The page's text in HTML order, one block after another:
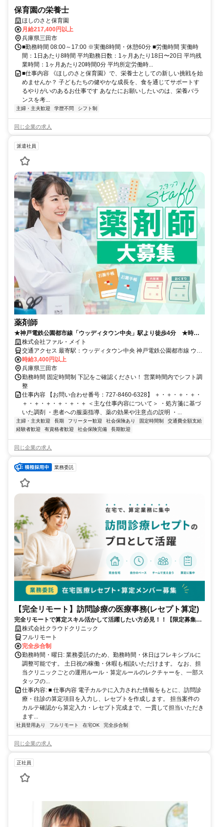
保育園の栄養士
ほしのさと保育園
月給217,400円以上
兵庫県三田市
■勤務時間 08:00～17:00 ※実働8時間・休憩60分 ■労働時間 実働時
間：1日あたり8時間 平均勤務日数：1ヶ月あたり18日〜20日 平均残
業時間：1ヶ月あたり20時間0分 平均所定労働時...
■仕事内容 《ほしのさと保育園》で、栄養士としての新しい挑戦を始
めませんか？ 子どもたちの健やかな成長を、食を通じてサポートす
るやりがいのあるお仕事です あなたにお願いしたいのは、栄養バラ
ンスを考...
主婦・主夫歓迎 学歴不問 シフト制
同じ企業の求人
派遣社員
薬剤師
★神戸電鉄公園都市線「ウッディタウン中央」駅より徒歩4分 ★時給
3400円
株式会社ファル・メイト
交通アクセス 最寄駅：ウッディタウン中央 神戸電鉄公園都市線 ウッ
ディタウン中央駅 徒歩15分
時給3,400円以上
兵庫県三田市
勤務時間 固定時間制 下記をご確認ください！ 営業時間内でシフト調
整
仕事内容 【お問い合わせ番号：727-8460-6328】 ＋・＋・＋・＋・
＋・＋・＋・＋・＋・＋ ＜主な仕事内容について＞ ・処方箋に基づ
いた調剤 ・患者への服薬指導、薬の効果や注意点の説明 ・...
主婦・主夫歓迎 長期 フリーター歓迎 社会保険あり 固定時間制
交通費全額支給
経験者歓迎
有資格者歓迎 社会保険完備 長期歓迎
同じ企業の求人
業務委託
【完全リモート】訪問診療の医療事務(レセプト算定)
完全リモートで算定スキル活かして活躍したい方必見！！【限定募集】
完全リモート｜在宅医療レセプト算定（成果報酬型／業務委託）
株式会社クラウドクリニック
フルリモート
完全歩合制
勤務時間・曜日: 業務委託のため、勤務時間・休日はフレキシブルに
調整可能です。 土日祝の稼働・休暇も相談いただけます。 なお、担
当クリニックごとの運用ルール・算定ルールのレクチャーを、一部ス
タッフの...
仕事内容: ■ 仕事内容 電子カルテに入力された情報をもとに、訪問診
療・往診の算定項目を入力し、レセプトを作成します。 担当案件の
カルテ確認から算定入力・レセプト完成まで、一貫して担当いただき
ます...
社員登用あり フルリモート 在宅OK 完全歩合制
同じ企業の求人
正社員